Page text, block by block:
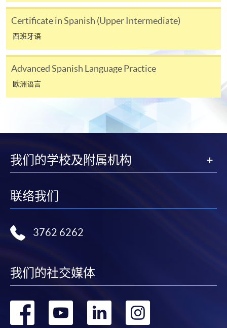
免使用支票付款。
除由学院裁定的特殊情况（例如课程因报名人数不足
准退还款项，以现金、易办事、微信支付、支付宝、
支票或缴费灵（只限网上付款）方式缴交之款项，将
以支票退款；以信用卡缴交之款项，退款将直接退还
到支付款项时使用的信用卡户口。
除本学院网页所列明的学费外，个别课程或有其他额
外收费，详情请联络有关学科职员。
其他课程，惟学院对特殊情况，可酌情处理。转读申
请一经批准，学员须缴付港币120元手续费。
人资料，概不负责。
若学员有意申请付款证明书，请把填妥之申请表、贴
每张收据申请费用为港币30 元。支票抬头注明「香
Certificate in Spanish (Upper Intermediate)
西班牙语
Advanced Spanish Language Practice
欧洲语言
我们的学校及附属机构
联络我们
3762 6262
我们的社交媒体
转
转
转